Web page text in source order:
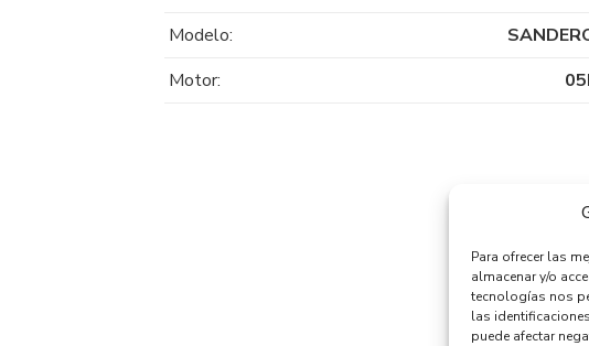
Para ofrecer las
almacenar y/o
tecnologías nos
las
puede afectar
Modelo:
Motor: